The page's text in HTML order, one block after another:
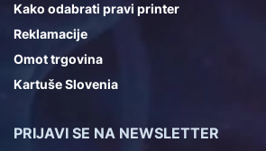
Kako odabrati pravi printer
Reklamacije
Omot trgovina
Kartuše Slovenia
PRIJAVI SE NA NEWSLETTER